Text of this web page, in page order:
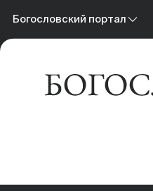
Богословский портал
Богословский портал